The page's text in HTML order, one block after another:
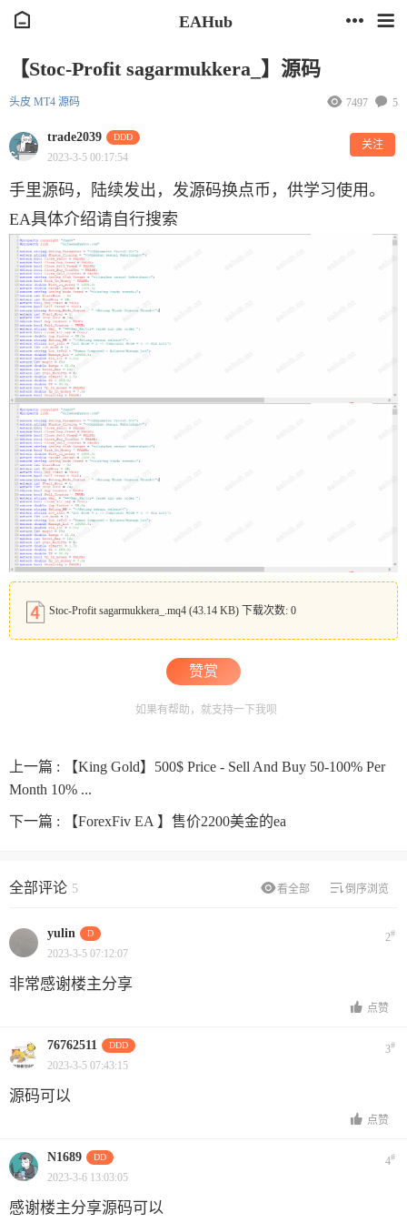
EAHub
【Stoc-Profit sagarmukkera_】源码
头皮 MT4 源码 5
7497
trade2039 DDD
2023-3-5 00:17:54
关注
手里源码，陆续发出，发源码换点币，供学习使用。
EA具体介绍请自行搜索
Stoc-Profit sagarmukkera_.mq4 (43.14 KB) 下载次数: 0
赞赏
如果有帮助，就支持一下我呗
上一篇 :
【King Gold】500$ Price - Sell And Buy 50-100% Per
Month 10% ...
下一篇 : 【ForexFiv EA 】售价2200美金的ea
看全部 倒序浏览
全部评论 5
yulin D 2#
2023-3-5 07:12:07
非常感谢楼主分享
点赞
76762511 DDD 3#
2023-3-5 07:43:15
源码可以
点赞
N1689 DD 4#
2023-3-6 13:03:05
感谢楼主分享源码可以